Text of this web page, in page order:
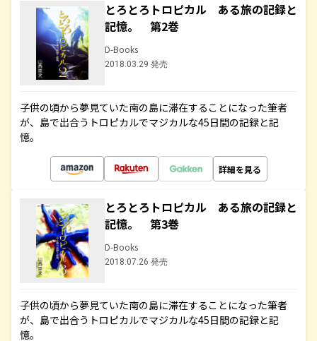
とろとろトロピカル ある旅の記録と
記憶。 第2巻
D-Books
2018.03.29 発売
子供の頃から夢見ていた南の島に滞在することになった筆者
が、島で出合うトロピカルでマジカルな45日間の記録と記
憶。
詳細を見る
とろとろトロピカル ある旅の記録と
記憶。 第3巻
D-Books
2018.07.26 発売
子供の頃から夢見ていた南の島に滞在することになった筆者
が、島で出合うトロピカルでマジカルな45日間の記録と記
憶。